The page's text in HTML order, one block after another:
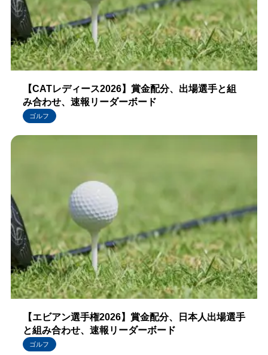
【CATレディース2026】賞金配分、出場選手と組
み合わせ、速報リーダーボード
ゴルフ
【エビアン選手権2026】賞金配分、日本人出場選手
と組み合わせ、速報リーダーボード
ゴルフ